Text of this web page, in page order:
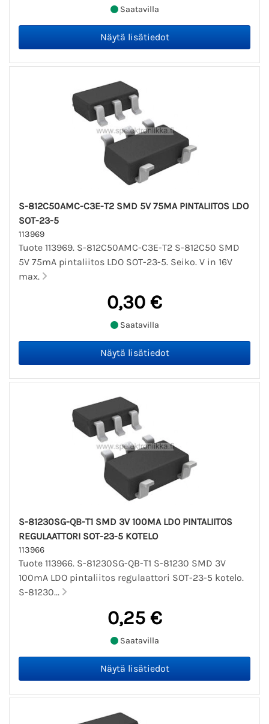
Saatavilla
S-812C50AMC-C3E-T2 SMD 5V 75MA PINTALIITOS LDO
SOT-23-5
113969
Tuote 113969. S-812C50AMC-C3E-T2 S-812C50 SMD
5V 75mA pintaliitos LDO SOT-23-5. Seiko. V in 16V
max.
0,30 €
Saatavilla
S-81230SG-QB-T1 SMD 3V 100MA LDO PINTALIITOS
REGULAATTORI SOT-23-5 KOTELO
113966
Tuote 113966. S-81230SG-QB-T1 S-81230 SMD 3V
100mA LDO pintaliitos regulaattori SOT-23-5 kotelo.
S-81230...
0,25 €
Saatavilla